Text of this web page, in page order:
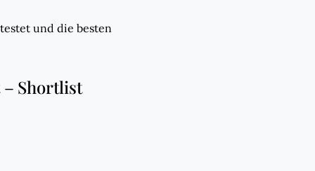
und die besten
– Shortlist